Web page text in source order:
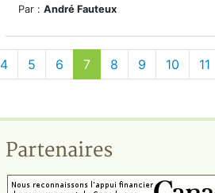
Par : André Fauteux
4 5 6 7 8 9 10 11
Partenaires